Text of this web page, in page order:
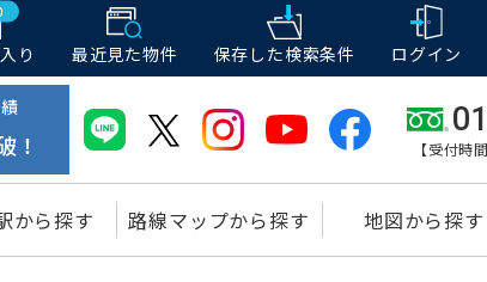
り 最近見た物件 保存した検索条件 ログイン
！ 【受付時
から探す 路線マップから探す 地図から探す